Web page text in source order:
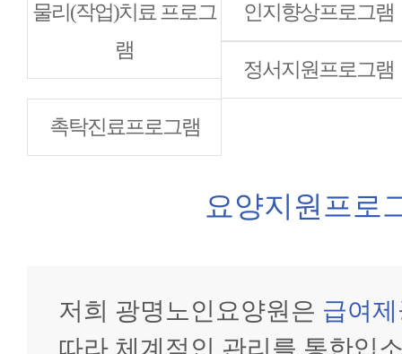
물리(작업)치료 프로그
램
인지향상프로그램
정서지원프로그램
촉탁진료프로그램
요양지원프로
저희 광명노인요양원은 급여
따라 체계적인 관리를 통한입